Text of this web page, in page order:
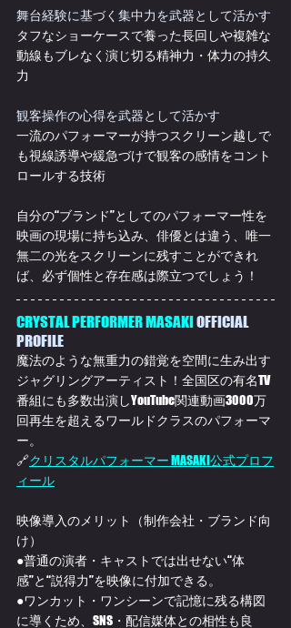
舞台経験に基づく集中力を武器として活かす
タフなショーケースで養った長回しや複雑な
動線もブレなく演じ切る精神力・体力の持久
力
観客操作の心得を武器として活かす
一流のパフォーマーが持つスクリーン越しで
も視線誘導や緩急づけで観客の感情をコント
ロールする技術
自分の“ブランド”としてのパフォーマー性を
映画の現場に持ち込み、俳優とは違う、唯一
無二の光をスクリーンに残すことができれ
ば、必ず個性と存在感は際立つでしょう！
CRYSTAL PERFORMER MASAKI OFFICIAL
PROFILE
魔法のような無重力の錯覚を空間に生み出す
ジャグリングアーティスト！全国区の有名TV
番組にも多数出演しYouTube関連動画3000万
回再生を超えるワールドクラスのパフォーマ
ー。
🔗クリスタルパフォーマー MASAKI公式プロフ
ィール
映像導入のメリット（制作会社・ブランド向
け）
●普通の演者・キャストでは出せない“体
感”と“説得力”を映像に付加できる。
●ワンカット・ワンシーンで記憶に残る構図
に導くため、SNS・配信媒体との相性も良